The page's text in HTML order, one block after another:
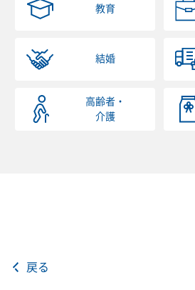
教育
結婚
高齢者・
介護
戻る